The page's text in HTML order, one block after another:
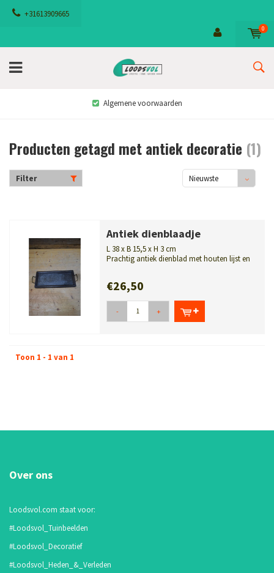
+31613909665
0
Algemene voorwaarden
Producten getagd met antiek decoratie (1)
Filter
Nieuwste
Antiek dienblaadje
L 38 x B 15,5 x H 3 cm
Prachtig antiek dienblad met houten lijst en
€26,50
- +
Toon 1 - 1 van 1
Over ons
Loodsvol.com staat voor:
#Loodsvol_Tuinbeelden
#Loodsvol_Decoratief
#Loodsvol_Heden_&_Verleden